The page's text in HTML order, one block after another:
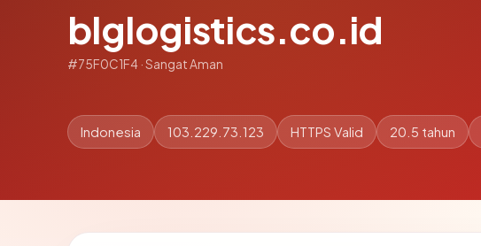
blglogistics.co.id
#75F0C1F4 · Sangat Aman
Indonesia 103.229.73.123 HTTPS Valid 20.5 tahun